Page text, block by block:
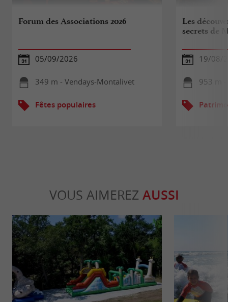
Forum des Associations 2026
05/09/2026
349 m - Vendays-Montalivet
Fêtes populaires
Les
secrets de
19/08/
953 m
VOUS AIMEREZ AUSSI